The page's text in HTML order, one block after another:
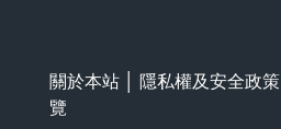
關於本站 隱私權及安全政策
覽